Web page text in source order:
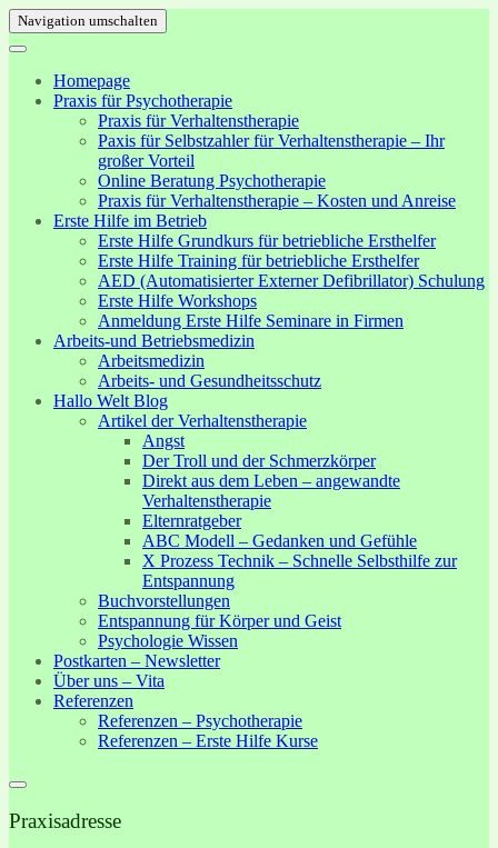
Navigation umschalten
Homepage
Praxis für Psychotherapie
Praxis für Verhaltenstherapie
Paxis für Selbstzahler für Verhaltenstherapie – Ihr
großer Vorteil
Online Beratung Psychotherapie
Praxis für Verhaltenstherapie – Kosten und Anreise
Erste Hilfe im Betrieb
Erste Hilfe Grundkurs für betriebliche Ersthelfer
Erste Hilfe Training für betriebliche Ersthelfer
AED (Automatisierter Externer Defibrillator) Schulung
Erste Hilfe Workshops
Anmeldung Erste Hilfe Seminare in Firmen
Arbeits-und Betriebsmedizin
Arbeitsmedizin
Arbeits- und Gesundheitsschutz
Hallo Welt Blog
Artikel der Verhaltenstherapie
Angst
Der Troll und der Schmerzkörper
Direkt aus dem Leben – angewandte
Verhaltenstherapie
Elternratgeber
ABC Modell – Gedanken und Gefühle
X Prozess Technik – Schnelle Selbsthilfe zur
Entspannung
Buchvorstellungen
Entspannung für Körper und Geist
Psychologie Wissen
Postkarten – Newsletter
Über uns – Vita
Referenzen
Referenzen – Psychotherapie
Referenzen – Erste Hilfe Kurse
Praxisadresse